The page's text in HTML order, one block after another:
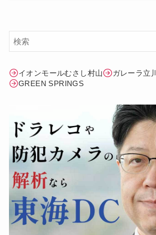
イオンモールむさし村山
ガレーラ立川
GREEN SPRINGS